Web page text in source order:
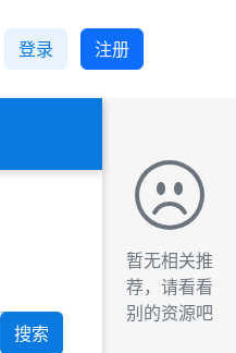
登录 注册
搜索
暂无相关推
荐，请看看
别的资源吧